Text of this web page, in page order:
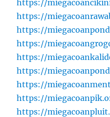
https://
https://
https://
https://
https://
https://
https://
https://
https://